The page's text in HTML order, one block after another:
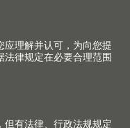
及家具五金的质量和